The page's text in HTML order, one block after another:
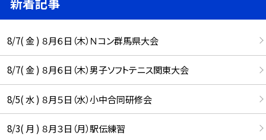
8/7( 金 ) ８月６日（木）Ｎコン群馬県大会
8/7( 金 ) ８月６日（木）男子ソフトテニス関東大会
8/5( 水 ) ８月５日（水）小中合同研修会
8/3( 月 ) ８月３日（月）駅伝練習